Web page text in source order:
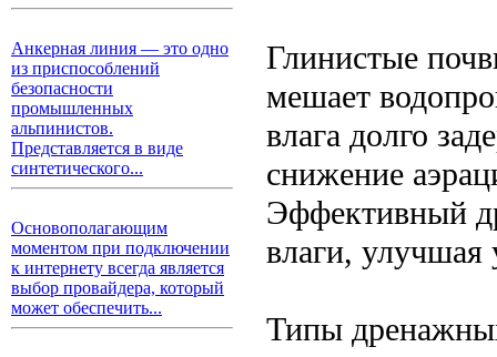
Анкерная линия — это одно
из приспособлений
безопасности
промышленных
альпинистов.
Представляется в виде
синтетического...
Основополагающим
моментом при подключении
к интернету всегда является
выбор провайдера, который
может обеспечить...
Глинистые
мешает
влага долго
снижение
Эффективный
влаги, улучшая
Типы